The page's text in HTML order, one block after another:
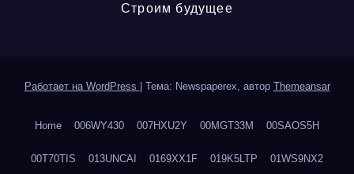
Строим будущее
Работает на WordPress Тема: Newspaperex, автор Themeansar
Home 006WY430 007HXU2Y 00MGT33M 00SAOS5H
00T70TIS 013UNCAI 0169XX1F 019K5LTP 01WS9NX2